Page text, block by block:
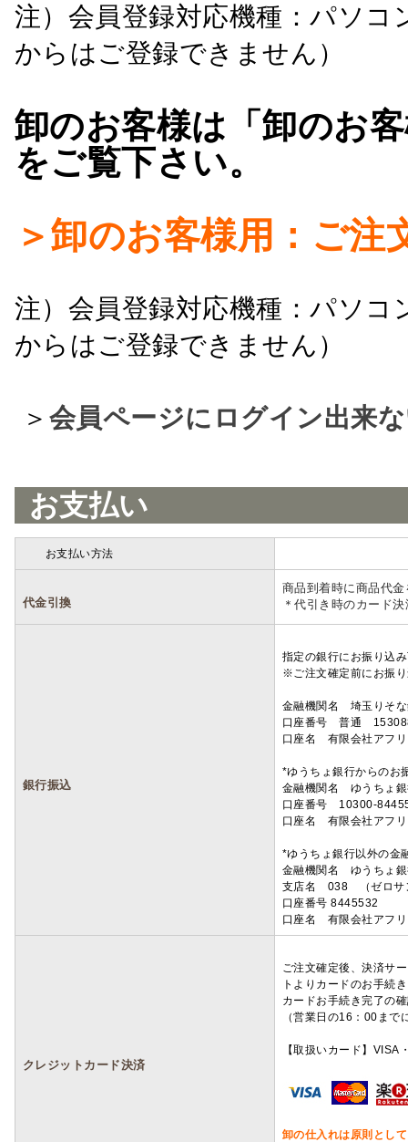
注）会員登録対応機種：パソ
からはご登録できません）
卸のお客様は「卸のお
をご覧下さい。
＞卸のお客様用：ご注
注）会員登録対応機種：パソ
からはご登録できません）
＞ 会員ページにログイン出来
お支払い
お支払い方法
代金引換
商品到着時に商品代
＊代引き時のカード
銀行振込
指定の銀行にお振り込
※ご注文確定前にお振
金融機関名 埼玉りそ
口座番号 普通
口座名 有限会社アフ
*ゆうちょ銀行からのお
金融機関名 ゆうちょ
口座番号 10300-
口座名 有限会社アフ
*ゆうちょ銀行以外の金
金融機関名 ゆうちょ
支店名 038 （ゼロサ
口座番号 8445532
口座名 有限会社アフ
クレジットカード決済
ご注文確定後、決済サ
トよりカードのお手続
カードお手続き完了の
（営業日の16：00ま
【取扱いカード】
卸の仕入れは原則とし